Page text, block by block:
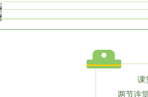
课
两节连